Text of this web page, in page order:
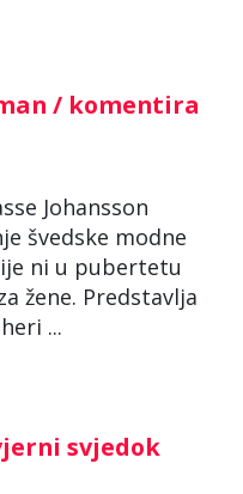
/ komentira
Johansson
švedske modne
ni u pubertetu
žene. Predstavlja
...
svjedok